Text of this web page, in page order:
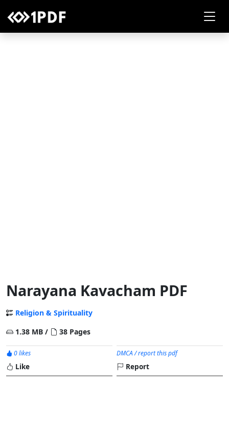
Narayana Kavacham PDF
Religion & Spirituality
1.38 MB /
38 Pages
0 likes
Like
DMCA / report this pdf
Report